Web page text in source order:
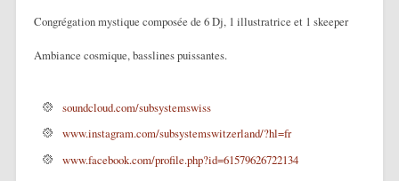
Congrégation mystique composée de 6 Dj, 1 illustratrice et 1 skeeper
Ambiance cosmique, basslines puissantes.
soundcloud.com/subsystemswiss
www.instagram.com/subsystemswitzerland/?hl=fr
www.facebook.com/profile.php?id=61579626722134